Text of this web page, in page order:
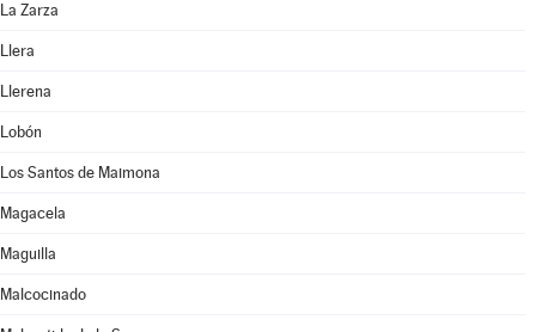
La Zarza
Llera
Llerena
Lobón
Los Santos de Maimona
Magacela
Maguilla
Malcocinado